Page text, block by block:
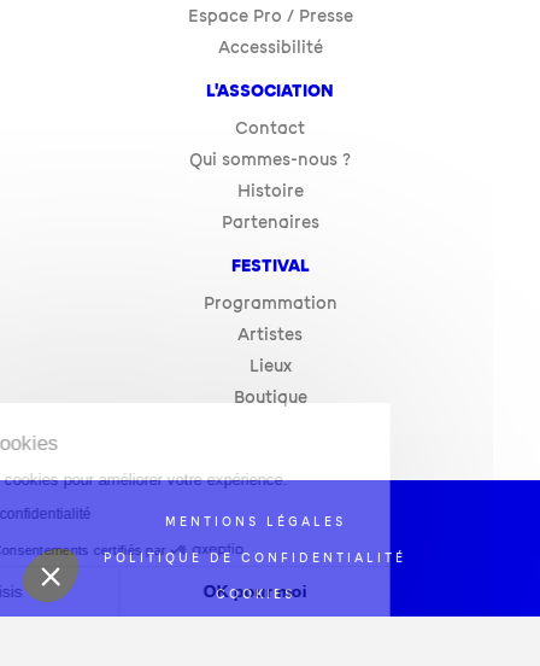
Espace Pro / Presse
Accessibilité
L'ASSOCIATION
Contact
Qui sommes-nous ?
Histoire
Partenaires
FESTIVAL
Programmation
Artistes
Lieux
Boutique
MENTIONS LÉGALES
POLITIQUE DE CONFIDENTIALITÉ
COOKIES
Gestion des cookies
Ce site utilise des cookies pour améliorer votre expérience.
Lire la politique de confidentialité
Consentements certifiés par